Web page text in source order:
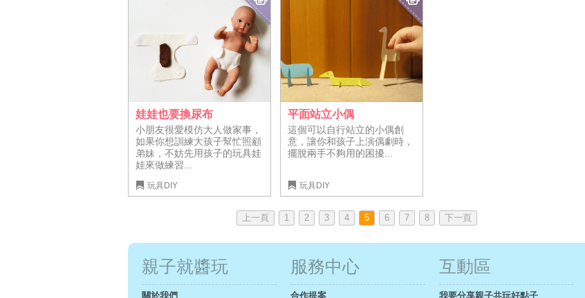
娃娃也要換尿布
小朋友很愛模仿大人做家事，
如果你想訓練大孩子幫忙照顧
弟妹，不妨先用孩子的玩具娃
娃來做練習...
玩具DIY
平面站立小偶
這個可以自行站立的小偶創
意，讓你和孩子上演偶劇時，
擺脫兩手不夠用的困擾...
玩具DIY
上一頁 1 2 3 4 5 6 7 8 下一頁
親子就醬玩
關於我們
服務中心
合作提案
互動區
我要分享親子共玩好點子